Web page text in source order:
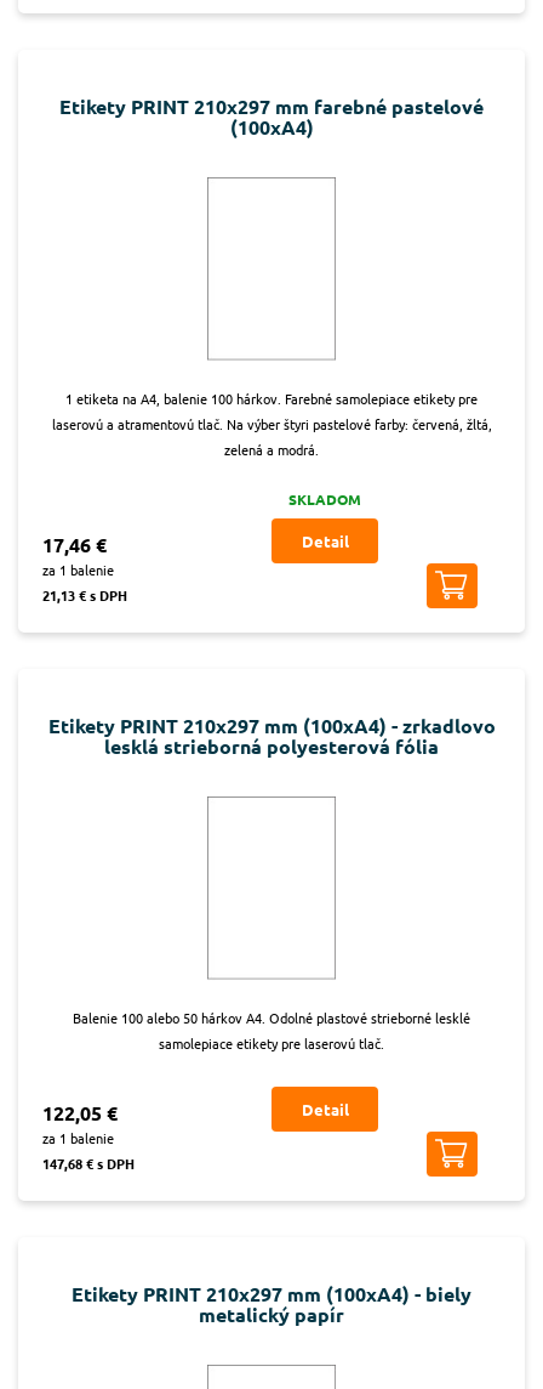
Etikety PRINT 210x297 mm farebné pastelové
(100xA4)
1 etiketa na A4, balenie 100 hárkov. Farebné samolepiace etikety pre
laserovú a atramentovú tlač. Na výber štyri pastelové farby: červená, žltá,
zelená a modrá.
17,46 €
za 1 balenie
21,13 € s DPH
SKLADOM
Detail
Etikety PRINT 210x297 mm (100xA4) - zrkadlovo
lesklá strieborná polyesterová fólia
Balenie 100 alebo 50 hárkov A4. Odolné plastové strieborné lesklé
samolepiace etikety pre laserovú tlač.
122,05 €
za 1 balenie
147,68 € s DPH
Detail
Etikety PRINT 210x297 mm (100xA4) - biely
metalický papír